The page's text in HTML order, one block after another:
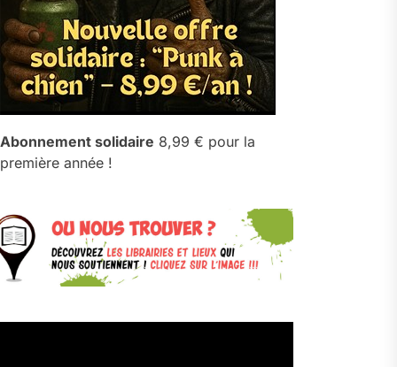
Abonnement solidaire 8,99 € pour la
première année !